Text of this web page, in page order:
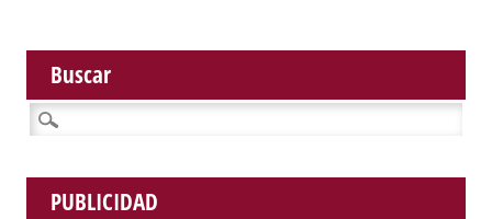
Buscar
Buscar:
PUBLICIDAD